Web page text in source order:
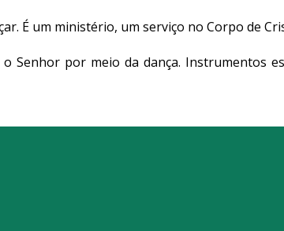
É um ministério, um serviço no Corpo de
Senhor por meio da dança. Instrumentos